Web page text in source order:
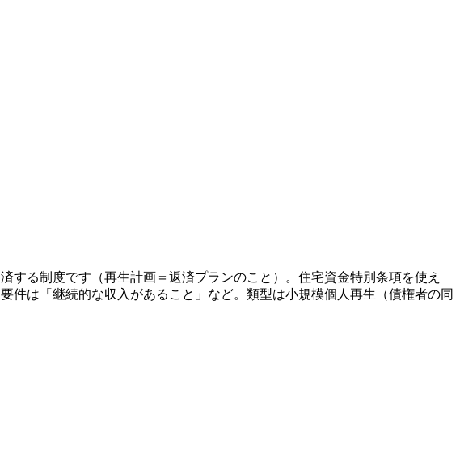
る制度です（再生計画＝返済プランのこと）。住宅資金特別条項を使え
は「継続的な収入があること」など。類型は小規模個人再生（債権者の同